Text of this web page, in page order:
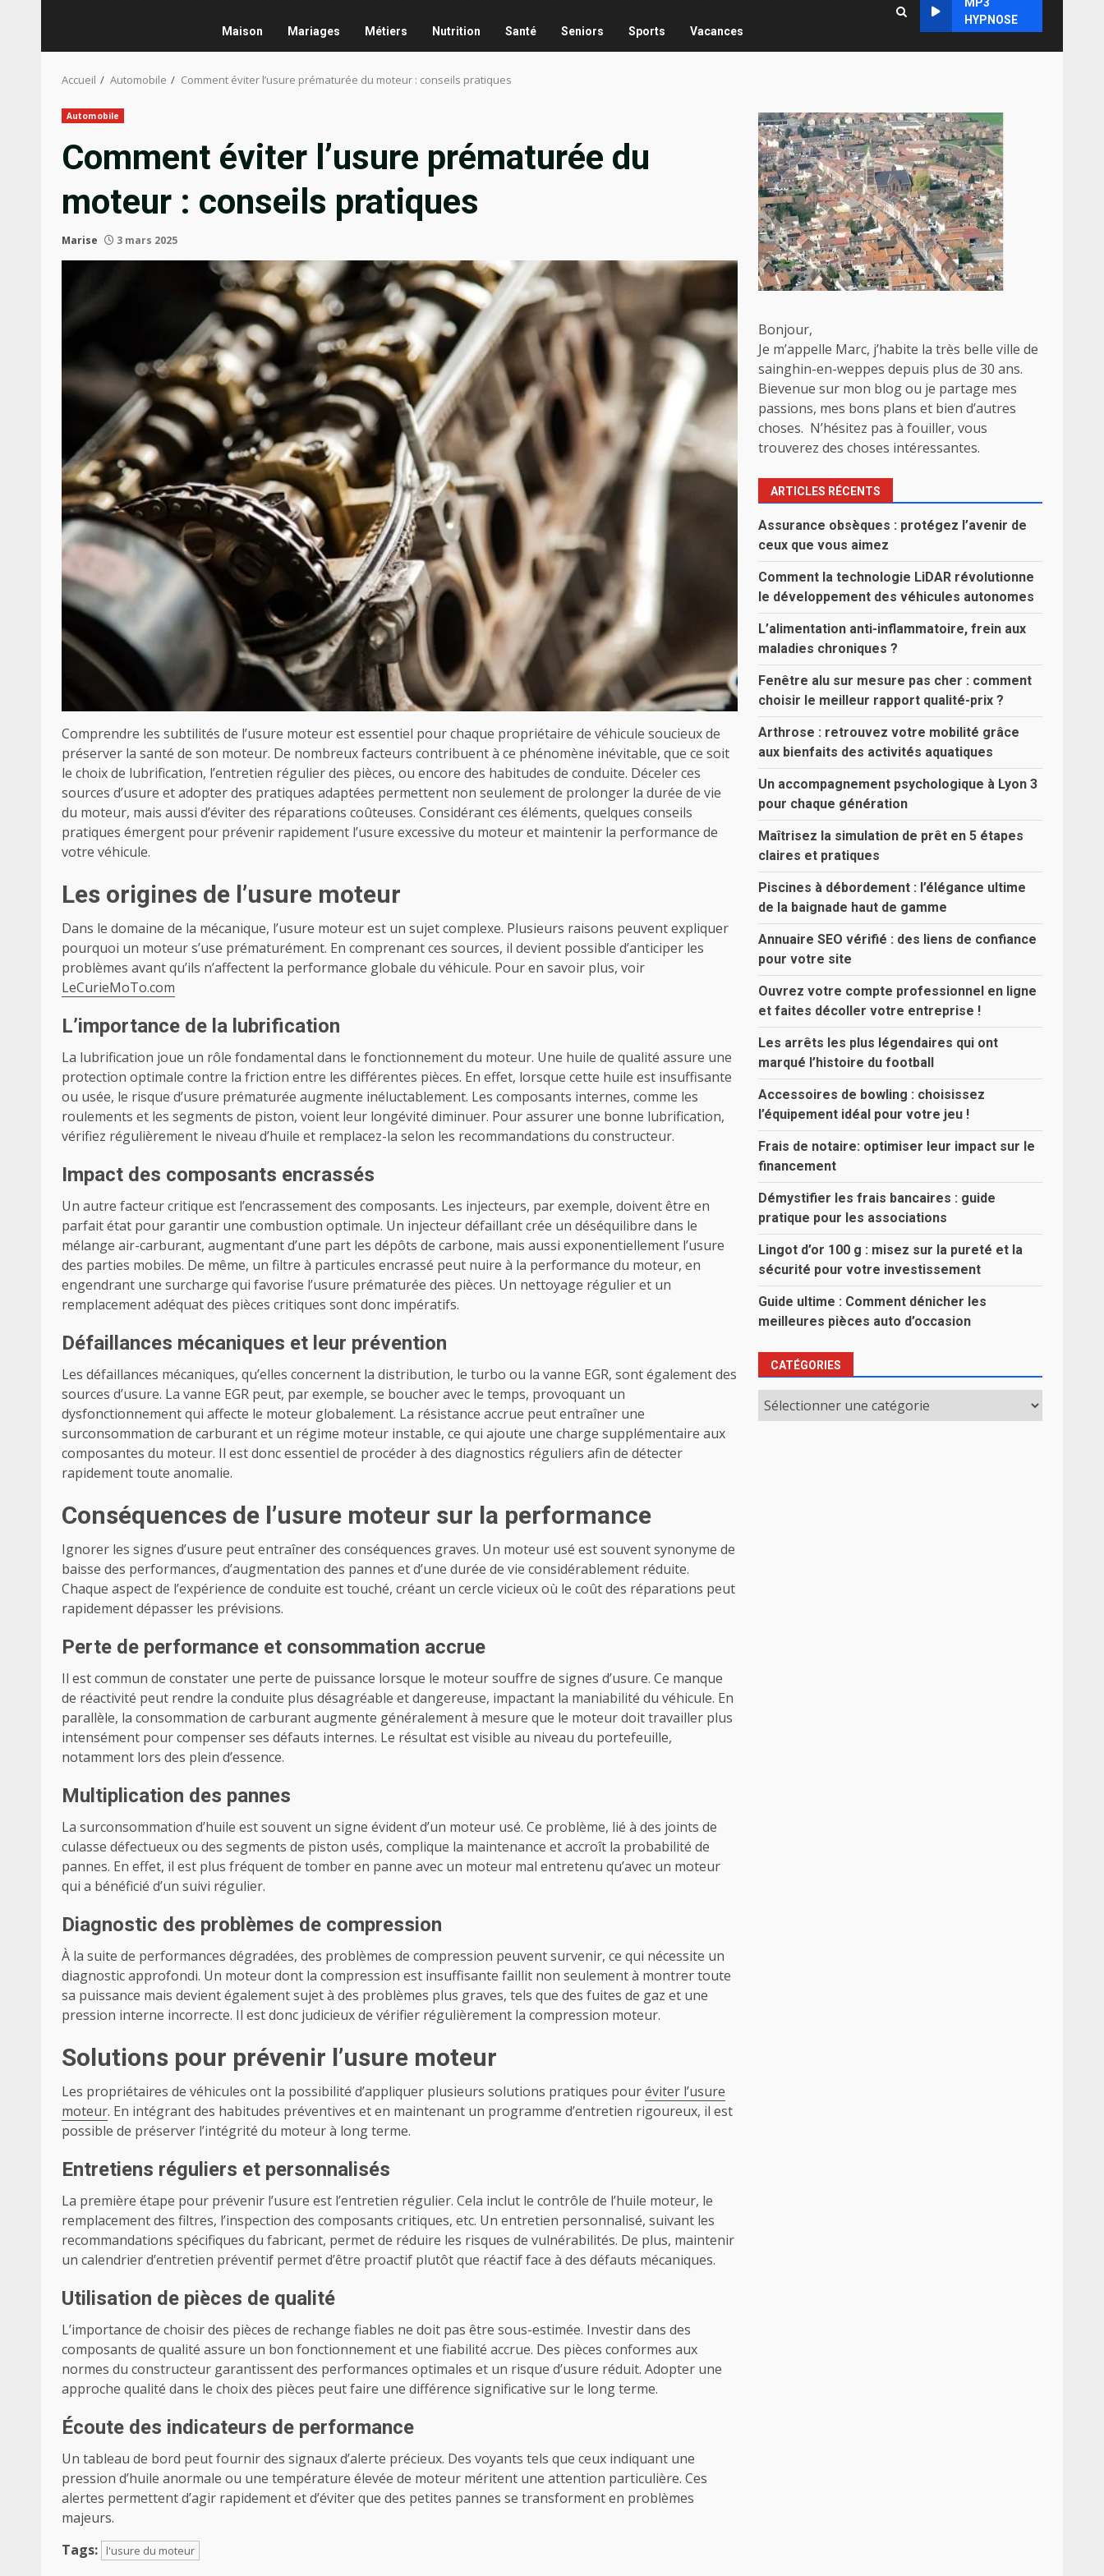
Maison Mariages Métiers Nutrition Santé Seniors Sports Vacances
HYPNOSE
Accueil Automobile Comment éviter l’usure prématurée du moteur : conseils pratiques
Automobile
Comment éviter l’usure prématurée du
moteur : conseils pratiques
Marise 3 mars 2025
Comprendre les subtilités de l’usure moteur est essentiel pour chaque propriétaire de véhicule soucieux de
préserver la santé de son moteur. De nombreux facteurs contribuent à ce phénomène inévitable, que ce soit
le choix de lubrification, l’entretien régulier des pièces, ou encore des habitudes de conduite. Déceler ces
sources d’usure et adopter des pratiques adaptées permettent non seulement de prolonger la durée de vie
du moteur, mais aussi d’éviter des réparations coûteuses. Considérant ces éléments, quelques conseils
pratiques émergent pour prévenir rapidement l’usure excessive du moteur et maintenir la performance de
votre véhicule.
Les origines de l’usure moteur
Dans le domaine de la mécanique, l’usure moteur est un sujet complexe. Plusieurs raisons peuvent expliquer
pourquoi un moteur s’use prématurément. En comprenant ces sources, il devient possible d’anticiper les
problèmes avant qu’ils n’affectent la performance globale du véhicule. Pour en savoir plus, voir
LeCurieMoTo.com
L’importance de la lubrification
La lubrification joue un rôle fondamental dans le fonctionnement du moteur. Une huile de qualité assure une
protection optimale contre la friction entre les différentes pièces. En effet, lorsque cette huile est insuffisante
ou usée, le risque d’usure prématurée augmente inéluctablement. Les composants internes, comme les
roulements et les segments de piston, voient leur longévité diminuer. Pour assurer une bonne lubrification,
vérifiez régulièrement le niveau d’huile et remplacez-la selon les recommandations du constructeur.
Impact des composants encrassés
Un autre facteur critique est l’encrassement des composants. Les injecteurs, par exemple, doivent être en
parfait état pour garantir une combustion optimale. Un injecteur défaillant crée un déséquilibre dans le
mélange air-carburant, augmentant d’une part les dépôts de carbone, mais aussi exponentiellement l’usure
des parties mobiles. De même, un filtre à particules encrassé peut nuire à la performance du moteur, en
engendrant une surcharge qui favorise l’usure prématurée des pièces. Un nettoyage régulier et un
remplacement adéquat des pièces critiques sont donc impératifs.
Défaillances mécaniques et leur prévention
Les défaillances mécaniques, qu’elles concernent la distribution, le turbo ou la vanne EGR, sont également des
sources d’usure. La vanne EGR peut, par exemple, se boucher avec le temps, provoquant un
dysfonctionnement qui affecte le moteur globalement. La résistance accrue peut entraîner une
surconsommation de carburant et un régime moteur instable, ce qui ajoute une charge supplémentaire aux
composantes du moteur. Il est donc essentiel de procéder à des diagnostics réguliers afin de détecter
rapidement toute anomalie.
Conséquences de l’usure moteur sur la performance
Ignorer les signes d’usure peut entraîner des conséquences graves. Un moteur usé est souvent synonyme de
baisse des performances, d’augmentation des pannes et d’une durée de vie considérablement réduite.
Chaque aspect de l’expérience de conduite est touché, créant un cercle vicieux où le coût des réparations peut
rapidement dépasser les prévisions.
Perte de performance et consommation accrue
Il est commun de constater une perte de puissance lorsque le moteur souffre de signes d’usure. Ce manque
de réactivité peut rendre la conduite plus désagréable et dangereuse, impactant la maniabilité du véhicule. En
parallèle, la consommation de carburant augmente généralement à mesure que le moteur doit travailler plus
intensément pour compenser ses défauts internes. Le résultat est visible au niveau du portefeuille,
notamment lors des plein d’essence.
Multiplication des pannes
La surconsommation d’huile est souvent un signe évident d’un moteur usé. Ce problème, lié à des joints de
culasse défectueux ou des segments de piston usés, complique la maintenance et accroît la probabilité de
pannes. En effet, il est plus fréquent de tomber en panne avec un moteur mal entretenu qu’avec un moteur
qui a bénéficié d’un suivi régulier.
Diagnostic des problèmes de compression
À la suite de performances dégradées, des problèmes de compression peuvent survenir, ce qui nécessite un
diagnostic approfondi. Un moteur dont la compression est insuffisante faillit non seulement à montrer toute
sa puissance mais devient également sujet à des problèmes plus graves, tels que des fuites de gaz et une
pression interne incorrecte. Il est donc judicieux de vérifier régulièrement la compression moteur.
Solutions pour prévenir l’usure moteur
Les propriétaires de véhicules ont la possibilité d’appliquer plusieurs solutions pratiques pouréviter l’usure
moteur. En intégrant des habitudes préventives et en maintenant un programme d’entretien rigoureux, il est
possible de préserver l’intégrité du moteur à long terme.
Entretiens réguliers et personnalisés
La première étape pour prévenir l’usure est l’entretien régulier. Cela inclut le contrôle de l’huile moteur, le
remplacement des filtres, l’inspection des composants critiques, etc. Un entretien personnalisé, suivant les
recommandations spécifiques du fabricant, permet de réduire les risques de vulnérabilités. De plus, maintenir
un calendrier d’entretien préventif permet d’être proactif plutôt que réactif face à des défauts mécaniques.
Utilisation de pièces de qualité
L’importance de choisir des pièces de rechange fiables ne doit pas être sous-estimée. Investir dans des
composants de qualité assure un bon fonctionnement et une fiabilité accrue. Des pièces conformes aux
normes du constructeur garantissent des performances optimales et un risque d’usure réduit. Adopter une
approche qualité dans le choix des pièces peut faire une différence significative sur le long terme.
Écoute des indicateurs de performance
Un tableau de bord peut fournir des signaux d’alerte précieux. Des voyants tels que ceux indiquant une
pression d’huile anormale ou une température élevée de moteur méritent une attention particulière. Ces
alertes permettent d’agir rapidement et d’éviter que des petites pannes se transforment en problèmes
majeurs.
Tags:
l'usure du moteur
Bonjour,
Je m’appelle Marc, j’habite la très belle ville de
sainghin-en-weppes depuis plus de 30 ans.
Bievenue sur mon blog ou je partage mes
passions, mes bons plans et bien d’autres
choses. N’hésitez pas à fouiller, vous
trouverez des choses intéressantes.
ARTICLES RÉCENTS
Assurance obsèques : protégez l’avenir de
ceux que vous aimez
Comment la technologie LiDAR révolutionne
le développement des véhicules autonomes
L’alimentation anti-inflammatoire, frein aux
maladies chroniques ?
Fenêtre alu sur mesure pas cher : comment
choisir le meilleur rapport qualité-prix ?
Arthrose : retrouvez votre mobilité grâce
aux bienfaits des activités aquatiques
Un accompagnement psychologique à Lyon 3
pour chaque génération
Maîtrisez la simulation de prêt en 5 étapes
claires et pratiques
Piscines à débordement : l’élégance ultime
de la baignade haut de gamme
Annuaire SEO vérifié : des liens de confiance
pour votre site
Ouvrez votre compte professionnel en ligne
et faites décoller votre entreprise !
Les arrêts les plus légendaires qui ont
marqué l’histoire du football
Accessoires de bowling : choisissez
l’équipement idéal pour votre jeu !
Frais de notaire: optimiser leur impact sur le
financement
Démystifier les frais bancaires : guide
pratique pour les associations
Lingot d’or 100 g : misez sur la pureté et la
sécurité pour votre investissement
Guide ultime : Comment dénicher les
meilleures pièces auto d’occasion
CATÉGORIES
Catégories